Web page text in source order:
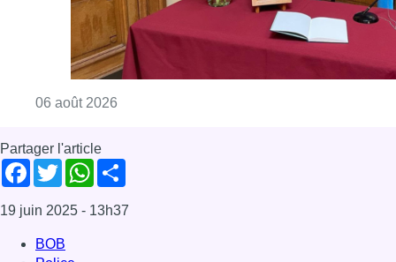
06 août 2026
Partager l'article
Facebook
TwitterWhatsApp
19 juin 2025 - 13h37
BOB